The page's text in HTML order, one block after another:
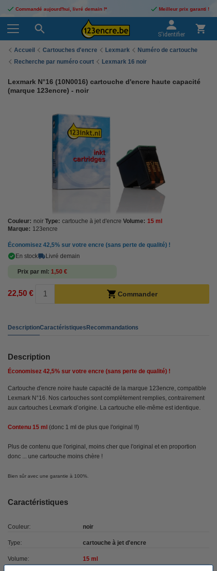
Commandé aujourd'hui, livré demain !* Meilleur prix garanti !
S'identifier
Accueil Cartouches d'encre Lexmark
Numéro de cartouche
Recherche par numéro court
Lexmark 16 noir
Lexmark N°16 (10N0016) cartouche d'encre haute capacité
(marque 123encre) - noir
Couleur: noir Type: cartouche à jet d'encre Volume: 15 ml
Marque: 123encre
Économisez 42,5% sur votre encre (sans perte de qualité) !
En stock
Livré demain
Prix par ml 1,50 €
22,50 € Commander
DescriptionCaractéristiquesRecommandations
Description
Économisez 42,5% sur votre encre (sans perte de qualité) !
Cartouche d'encre noire haute capacité de la marque 123encre, compatible
Lexmark N°16. Nos cartouches sont complètement remplies, contrairement
aux cartouches Lexmark d’origine. La cartouche elle-même est identique.
Contenu 15 ml (donc 1 ml de plus que l'original !!)
Plus de contenu que l'original, moins cher que l'original et en proportion
donc ... une cartouche moins chère !
Bien sûr avec une garantie à 100%.
Caractéristiques
Couleur: noir
Type: cartouche à jet d'encre
Volume: 15 ml